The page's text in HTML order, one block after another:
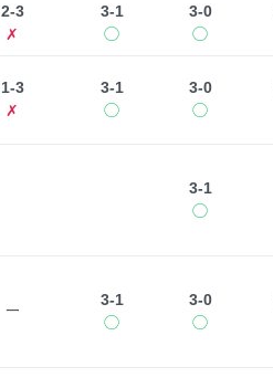
2-3
✗
3-1
◯
3-0
◯
1-3
✗
3-1
◯
3-0
◯
3-1
◯
ー
3-1
◯
3-0
◯